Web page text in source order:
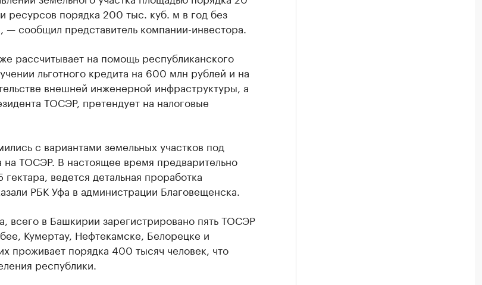
ресурсов порядка 200 тыс. куб. м в год без
— сообщил представитель компании-инвестора.
рассчитывает на помощь республиканского
льготного кредита на 600 млн рублей и на
внешней инженерной инфраструктуры, а
ТОСЭР, претендует на налоговые
с вариантами земельных участков под
на ТОСЭР. В настоящее время предварительно
ведется детальная проработка
РБК Уфа в администрации Благовещенска.
всего в Башкирии зарегистрировано пять ТОСЭР
Кумертау, Нефтекамске, Белорецке и
проживает порядка 400 тысяч человек, что
республики.